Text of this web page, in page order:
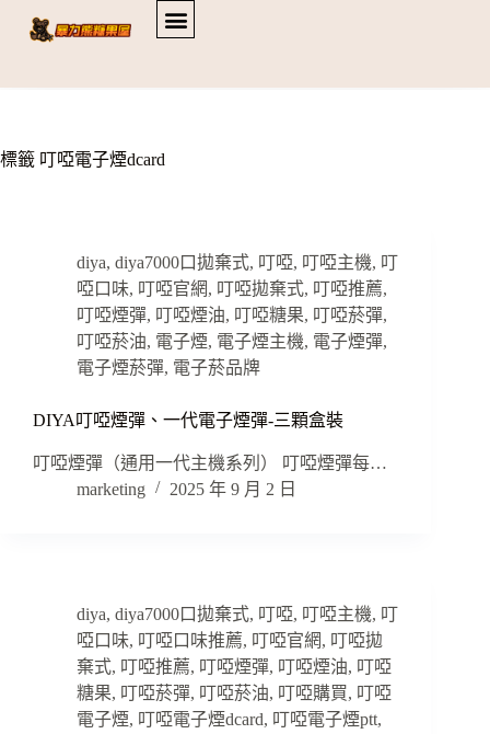
標籤 叮啞電子煙dcard
diya, diya7000口拋棄式, 叮啞, 叮啞主機, 叮
啞口味, 叮啞官網, 叮啞拋棄式, 叮啞推薦,
叮啞煙彈, 叮啞煙油, 叮啞糖果, 叮啞菸彈,
叮啞菸油, 電子煙, 電子煙主機, 電子煙彈,
電子煙菸彈, 電子菸品牌
DIYA叮啞煙彈、一代電子煙彈-三顆盒裝
叮啞煙彈（通用一代主機系列） 叮啞煙彈每…
marketing
2025 年 9 月 2 日
diya, diya7000口拋棄式, 叮啞, 叮啞主機, 叮
啞口味, 叮啞口味推薦, 叮啞官網, 叮啞拋
棄式, 叮啞推薦, 叮啞煙彈, 叮啞煙油, 叮啞
糖果, 叮啞菸彈, 叮啞菸油, 叮啞購買, 叮啞
電子煙, 叮啞電子煙dcard, 叮啞電子煙ptt,